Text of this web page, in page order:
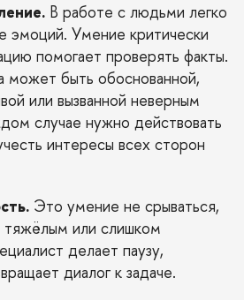
В работе с людьми легко
эмоций. Умение критически
помогает проверять факты.
может быть обоснованной,
или вызванной неверным
случае нужно действовать
интересы всех сторон
Это умение не срываться,
тяжёлым или слишком
делает паузу,
диалог к задаче.